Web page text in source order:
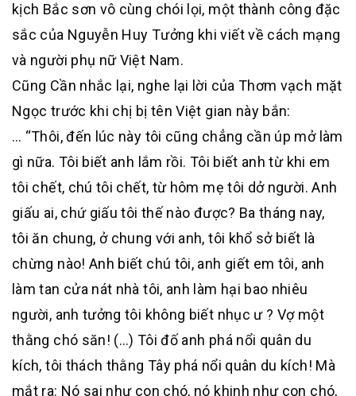
kịch Bắc sơn vô cùng chói lọi, một thành công đặc
sắc của Nguyễn Huy Tưởng khi viết về cách mạng
và người phụ nữ Việt Nam.
Cũng Cần nhắc lại, nghe lại lời của Thơm vạch mặt
Ngọc trước khi chị bị tên Việt gian này bắn:
… “Thôi, đến lúc này tôi cũng chẳng cần úp mở làm
gì nữa. Tôi biết anh lắm rồi. Tôi biết anh từ khi em
tôi chết, chú tôi chết, từ hôm mẹ tôi dở người. Anh
giấu ai, chứ giấu tôi thế nào được? Ba tháng nay,
tôi ăn chung, ở chung với anh, tôi khổ sở biết là
chừng nào! Anh biết chú tôi, anh giết em tôi, anh
làm tan cửa nát nhà tôi, anh làm hại bao nhiêu
người, anh tưởng tôi không biết nhục ư ? Vợ một
thằng chó săn! (…) Tôi đố anh phá nổi quân du
kích, tôi thách thằng Tây phá nổi quân du kích! Mà
mắt ra: Nó sai như con chó, nó khinh như con chó,